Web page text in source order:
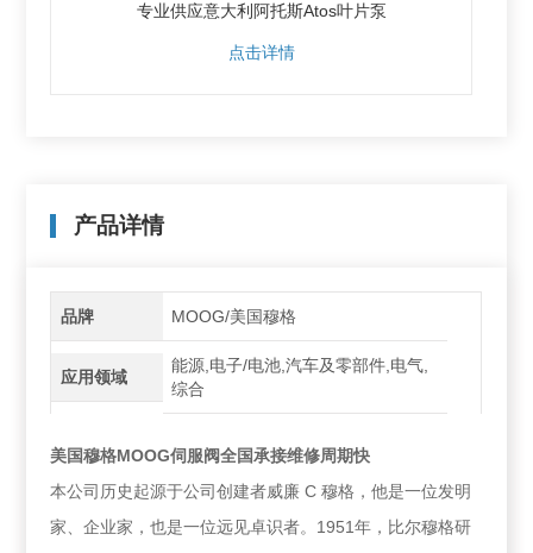
专业供应意大利阿托斯Atos叶片泵
点击详情
产品详情
品牌 MOOG/美国穆格
应用领域
能源,电子/电池,汽车及零部件,电气,
综合
美国穆格MOOG伺服阀全国承接维修周期快
本公司历史起源于公司创建者威廉 C 穆格，他是一位发明
家、企业家，也是一位远见卓识者。1951年，比尔穆格研